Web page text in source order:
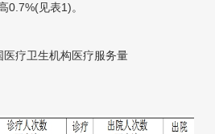
0.7%(见表1)。
疗卫生机构医疗服务量